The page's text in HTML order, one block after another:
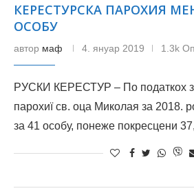
КЕРЕСТУРСКА ПАРОХИЯ
ОСОБУ
автор маф 4. януар 2019 1.3k
РУСКИ КЕРЕСТУР – По податкох
парохиї св. оца Миколая за 2018.
за 41 особу, понеже покресцени